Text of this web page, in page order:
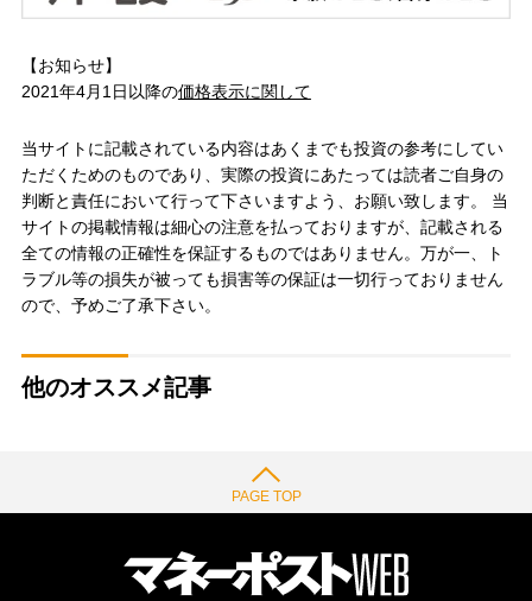
【お知らせ】
2021年4月1日以降の価格表示に関して
当サイトに記載されている内容はあくまでも投資の参考にしてい
ただくためのものであり、実際の投資にあたっては読者ご自身の
判断と責任において行って下さいますよう、お願い致します。 当
サイトの掲載情報は細心の注意を払っておりますが、記載される
全ての情報の正確性を保証するものではありません。万が一、ト
ラブル等の損失が被っても損害等の保証は一切行っておりません
ので、予めご了承下さい。
他のオススメ記事
PAGE TOP